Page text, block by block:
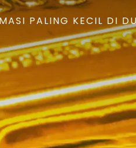
PALING KECIL DI